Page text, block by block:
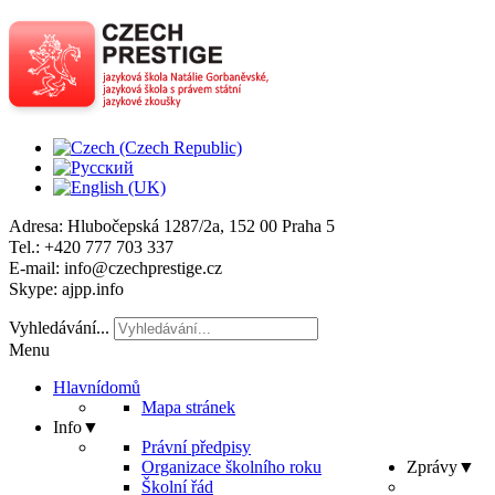
Adresa: Hlubočepská 1287/2a, 152 00 Praha 5
Tel.: +420 777 703 337
E-mail: info@czechprestige.cz
Skype: ajpp.info
Vyhledávání...
Menu
Hlavnídomů
Mapa stránek
Info▼
Právní předpisy
Organizace školního roku
Školní řád
Zprávy▼